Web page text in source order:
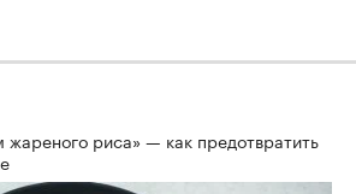
жареного риса» — как предотвратить